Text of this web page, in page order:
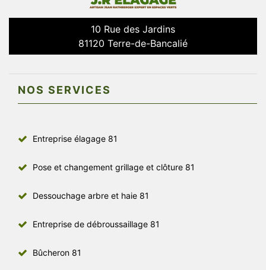
10 Rue des Jardins
81120 Terre-de-Bancalié
NOS SERVICES
Entreprise élagage 81
Pose et changement grillage et clôture 81
Dessouchage arbre et haie 81
Entreprise de débroussaillage 81
Bûcheron 81